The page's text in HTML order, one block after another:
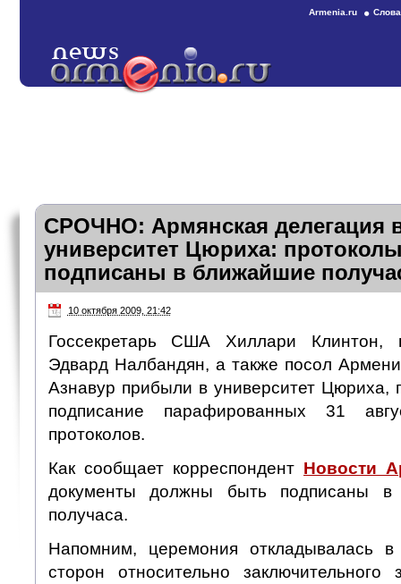
Armenia.ru
СРОЧНО: Армянская делегация
университет Цюриха:
подписаны в ближайшие
10 октября 2009, 21:42
Госсекретарь США Хиллари
Эдвард Налбандян, а также посол
Азнавур прибыли в университет Цюриха,
подписание парафированных 31
протоколов.
Как сообщает корреспондент Новости
документы должны быть подписаны в
получаса.
Напомним, церемония откладывалась в
сторон относительно заключительного